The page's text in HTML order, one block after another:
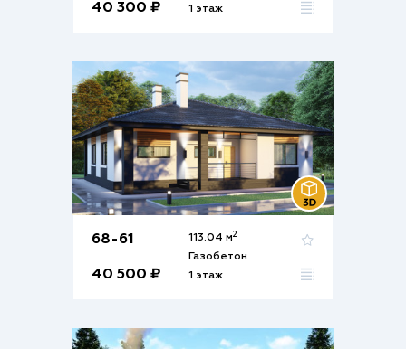
40 300 ₽
1 этаж
68-61
40 500 ₽
113.04 м2
Газобетон
1 этаж